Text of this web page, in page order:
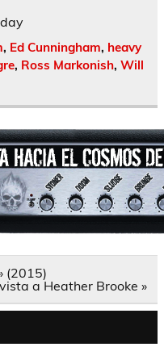
, Ed Cunningham, heavy
, Ross Markonish, Will
(2015)
a Heather Brooke »